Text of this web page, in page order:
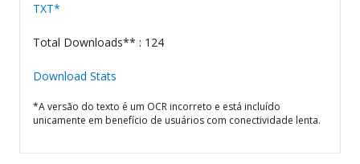
TXT*
Total Downloads** : 124
Download Stats
*A versão do texto é um OCR incorreto e está incluído
unicamente em benefício de usuários com conectividade lenta.